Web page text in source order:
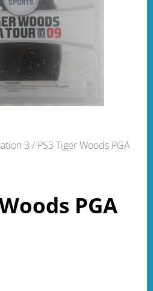
3 / PS3 Tiger Woods PGA
PGA